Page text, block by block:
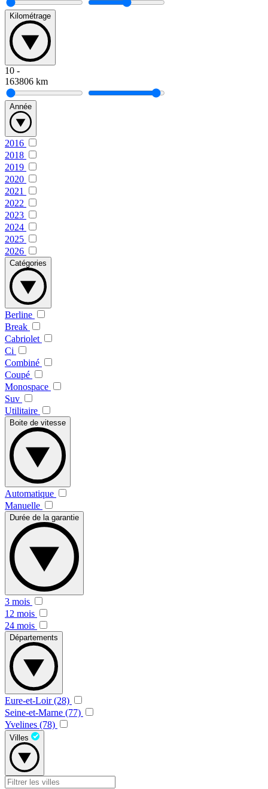
Kilométrage
10 -
163806 km
Année
2016
2018
2019
2020
2021
2022
2023
2024
2025
2026
Catégories
Berline
Break
Cabriolet
Ci
Combiné
Coupé
Monospace
Suv
Utilitaire
Boite de vitesse
Automatique
Manuelle
Durée de la garantie
3 mois
12 mois
24 mois
Départements
Eure-et-Loir (28)
Seine-et-Marne (77)
Yvelines (78)
Villes